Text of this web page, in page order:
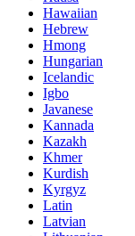
Hawaiian
Hebrew
Hmong
Hungarian
Icelandic
Igbo
Javanese
Kannada
Kazakh
Khmer
Kurdish
Kyrgyz
Latin
Latvian